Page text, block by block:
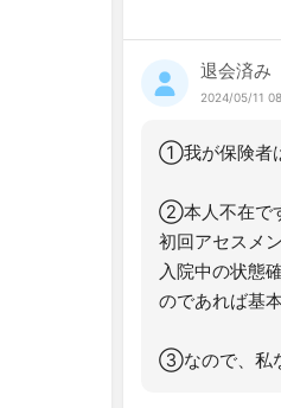
退会済み
2024/05/11
①我が保険者
②本人不在で
初回アセスメ
入院中の状態
のであれば基
③なので、私